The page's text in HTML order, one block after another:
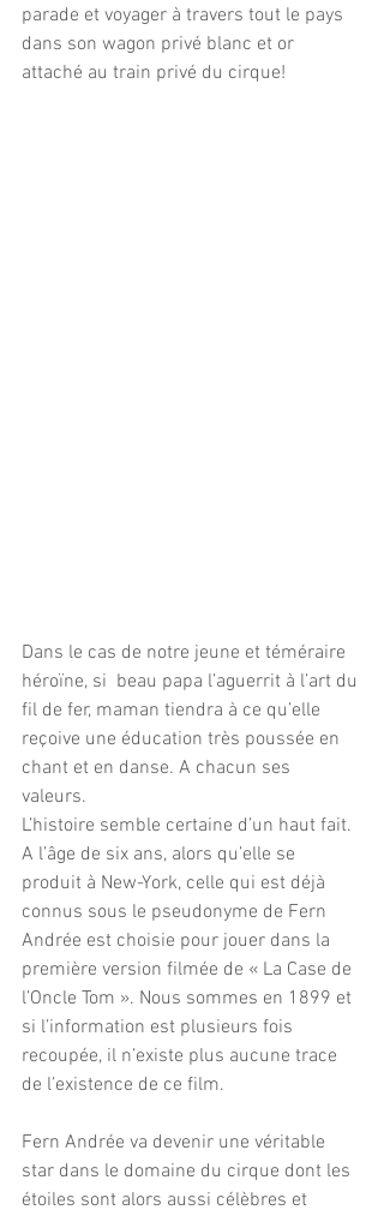
parade et voyager à travers tout le pays
dans son wagon privé blanc et or
attaché au train privé du cirque!
Dans le cas de notre jeune et téméraire
héroïne, si  beau papa l’aguerrit à l’art du
fil de fer, maman tiendra à ce qu’elle
reçoive une éducation très poussée en
chant et en danse. A chacun ses
valeurs.
L’histoire semble certaine d’un haut fait.
A l’âge de six ans, alors qu’elle se
produit à New-York, celle qui est déjà
connus sous le pseudonyme de Fern
Andrée est choisie pour jouer dans la
première version filmée de « La Case de
l’Oncle Tom ». Nous sommes en 1899 et
si l’information est plusieurs fois
recoupée, il n’existe plus aucune trace
de l’existence de ce film.
Fern Andrée va devenir une véritable
star dans le domaine du cirque dont les
étoiles sont alors aussi célèbres et